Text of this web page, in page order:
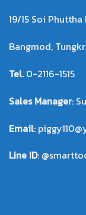
19/15 Soi
Bangmod,
Tel.0-2116-1515
Sales Manager:
Email:
Line ID: